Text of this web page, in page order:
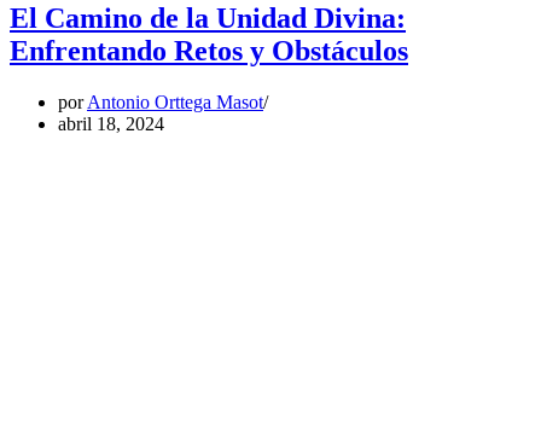
El Camino de la Unidad Divina:
Enfrentando Retos y Obstáculos
porAntonio Orttega Masot
abril 18, 2024